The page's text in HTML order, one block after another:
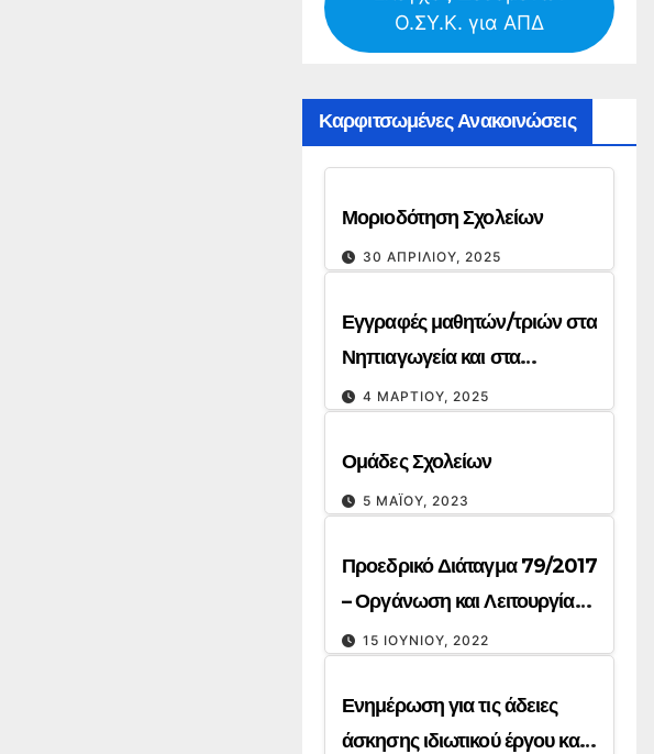
Ο.ΣΥ.Κ. για ΑΠΔ
Καρφιτσωμένες Ανακοινώσεις
Μοριοδότηση Σχολείων
30 ΑΠΡΙΛΊΟΥ, 2025
Εγγραφές μαθητών/τριών στα
Νηπιαγωγεία και στα
Δημοτικά για το σχολικό έτος
4 ΜΑΡΤΊΟΥ, 2025
Ομάδες Σχολείων
5 ΜΑΪ́ΟΥ, 2023
Προεδρικό Διάταγμα 79/2017
– Οργάνωση και Λειτουργία
Δημοτικών και
15 ΙΟΥΝΊΟΥ, 2022
Ενημέρωση για τις άδειες
άσκησης ιδιωτικού έργου και